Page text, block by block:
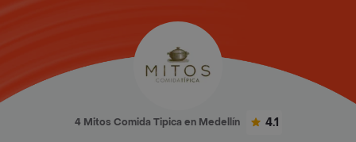
4 Mitos Comida Tipica en Medellín 4.1